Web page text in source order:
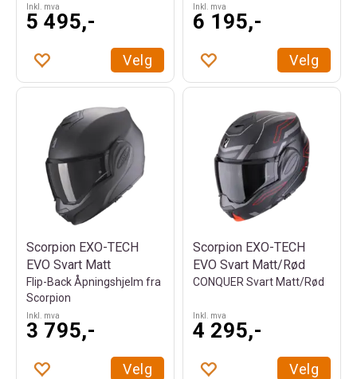
Inkl. mva
5 495,-
Velg
Inkl. mva
6 195,-
Velg
Scorpion EXO-TECH
EVO Svart Matt
Flip-Back Åpningshjelm fra
Scorpion
Inkl. mva
3 795,-
Velg
Scorpion EXO-TECH
EVO Svart Matt/Rød
CONQUER Svart Matt/Rød
Inkl. mva
4 295,-
Velg